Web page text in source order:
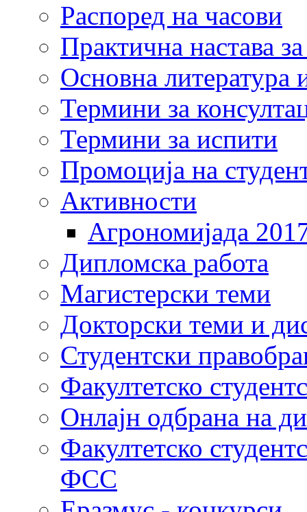
Распоред на часови
Практична настава
Основна литература
Термини за
Термини за испити
Промоција на
Активности
Агрономијада
Дипломска работа
Магистерски теми
Докторски теми и
Студентски
Факултетско
Онлајн одбрана на
Факултетско
ФСС